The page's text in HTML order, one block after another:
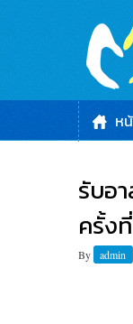
ห
รับอ
ครั้ง
By admin